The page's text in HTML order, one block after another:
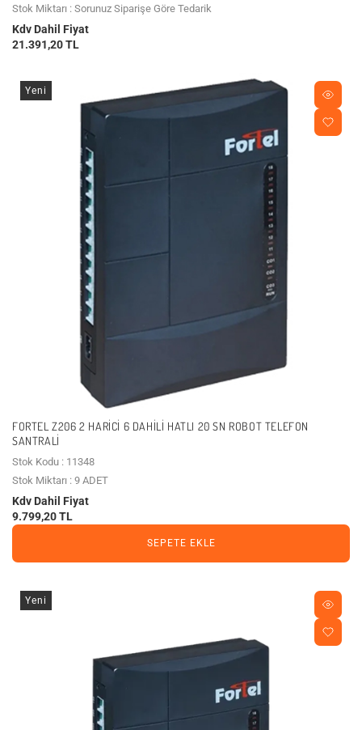
Stok Miktarı : Sorunuz Siparişe Göre Tedarik
Kdv Dahil Fiyat
21.391,20 TL
Yeni
FORTEL Z206 2 HARICI 6 DAHILI HATLI 20 SN ROBOT TELEFON
SANTRALI
Stok Kodu : 11348
Stok Miktarı : 9 ADET
Kdv Dahil Fiyat
9.799,20 TL
SEPETE EKLE
Yeni